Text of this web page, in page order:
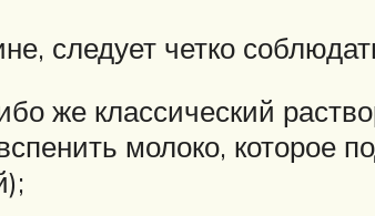
следует четко
же классический
молоко, которое